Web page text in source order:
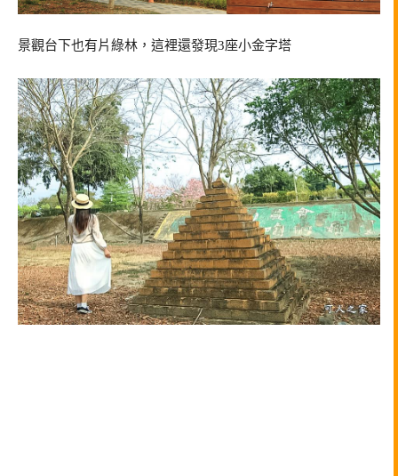
景觀台下也有片綠林，這裡還發現3座小金字塔